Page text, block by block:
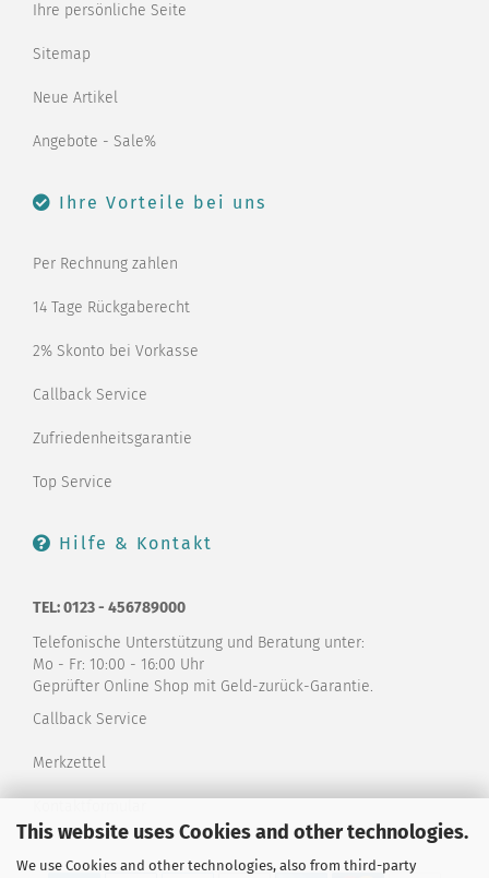
This website uses Cookies and other technologies.
We use Cookies and other technologies, also from third-party
Ihre persönliche Seite
Sitemap
Neue Artikel
Angebote - Sale%
Ihre Vorteile bei uns
Per Rechnung zahlen
14 Tage Rückgaberecht
2% Skonto bei Vorkasse
Callback Service
Zufriedenheitsgarantie
Top Service
Hilfe & Kontakt
TEL: 0123 - 456789000
Telefonische Unterstützung und Beratung unter:
Mo - Fr: 10:00 - 16:00 Uhr
Geprüfter Online Shop mit Geld-zurück-Garantie.
Callback Service
Merkzettel